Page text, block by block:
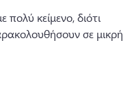
πολύ κείμενο, διότι
σε μικρή